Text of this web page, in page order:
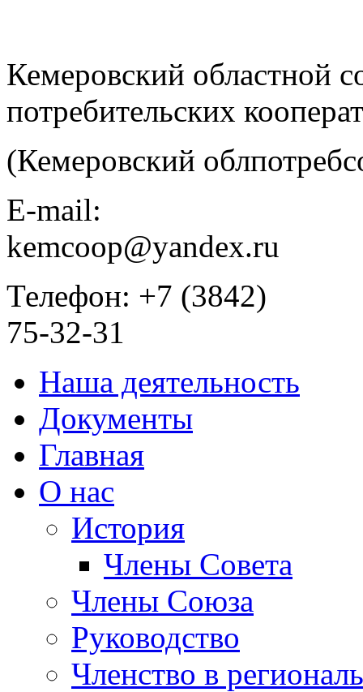
Кемеровский областной
потребительских
(Кемеровский
E-mail:
kemcoop@yandex.ru
Телефон: +7 (3842)
75-32-31
Наша деятельность
Документы
Главная
О нас
История
Члены Совета
Члены Союза
Руководство
Членство в